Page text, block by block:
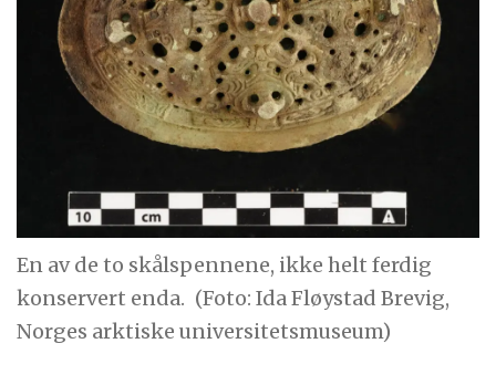
En av de to skålspennene, ikke helt ferdig
konservert enda. (Foto: Ida Fløystad Brevig,
Norges arktiske universitetsmuseum)